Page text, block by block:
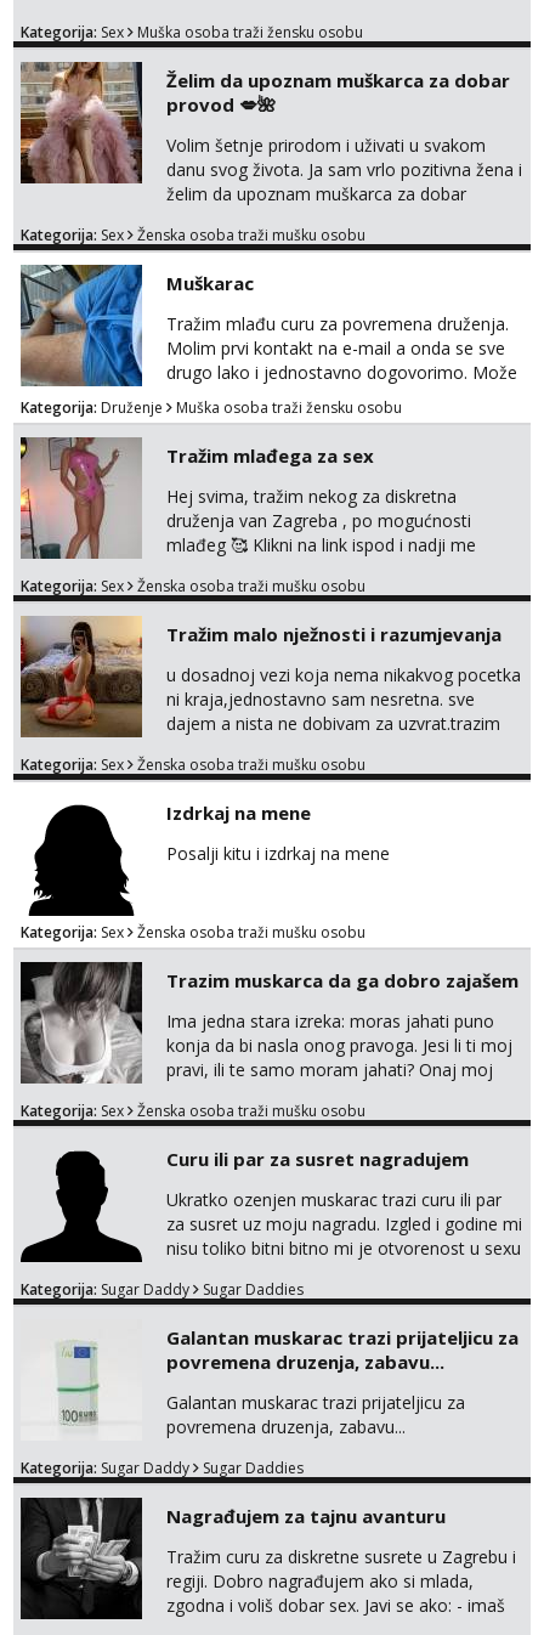
VEČER u ZAGREBU tražim MLAĐU ŽENU bez
udaljenost konkretno zainteresiranu za SEKS
bez TABUA i KONDOMA upotpunjen SEKS
IGRAČKAMA od vibratora i umjetnih dilda do
analnih čepova raznih vel...
Kategorija: Sex Muška osoba traži žensku osobu
Želim da upoznam muškarca za dobar
provod 💋🌺
Volim šetnje prirodom i uživati u svakom
danu svog života. Ja sam vrlo pozitivna žena i
želim da upoznam muškarca za dobar
na link ispod i nadji me tamo, cekam te!
Kategorija: Sex Ženska osoba traži mušku osobu
Muškarac
Tražim mlađu curu za povremena druženja.
Molim prvi kontakt na e-mail a onda se sve
drugo lako i jednostavno dogovorimo. Može
sve u krugu od 100 km oko Zagreba
Kategorija: Druženje Muška osoba traži žensku osobu
Tražim mlađega za sex
Hej svima, tražim nekog za diskretna
druženja van Zagreba , po mogućnosti
mlađeg 🥰 Klikni na link ispod i nadji me
Kategorija: Sex Ženska osoba traži mušku osobu
Tražim malo nježnosti i razumjevanja
u dosadnoj vezi koja nema nikakvog pocetka
ni kraja,jednostavno sam nesretna. sve
dajem a nista ne dobivam za uzvrat.trazim
trazim puno samo malo njeznosti i
poljupce po tijelu koji me jako
pale,obozavam kad muskarac preuzme
kontrolu . javi se :) Klikni na link ispod i nadji
Kategorija: Sex Ženska osoba traži mušku osobu
Izdrkaj na mene
Posalji kitu i izdrkaj na mene
Kategorija: Sex Ženska osoba traži mušku osobu
Trazim muskarca da ga dobro zajašem
Ima jedna stara izreka: moras jahati puno
konja da bi nasla onog pravoga. Jesi li ti moj
pravi, ili te samo moram jahati? Onaj moj
na sexdater link i javi mi se tamo....
Kategorija: Sex Ženska osoba traži mušku osobu
Curu ili par za susret nagradujem
Ukratko ozenjen muskarac trazi curu ili par
za susret uz moju nagradu. Izgled i godine mi
nisu toliko bitni bitno mi je otvorenost u sexu
jave na mail . Molim ako je moguce prvi mail
necete pozalit
Kategorija: Sugar Daddy Sugar Daddies
Galantan muskarac trazi prijateljicu za
povremena druzenja, zabavu...
Galantan muskarac trazi prijateljicu za
povremena druzenja, zabavu...
Kategorija: Sugar Daddy Sugar Daddies
Nagrađujem za tajnu avanturu
Tražim curu za diskretne susrete u Zagrebu i
regiji. Dobro nagrađujem ako si mlada,
zgodna i voliš dobar sex. Javi se ako: - imaš